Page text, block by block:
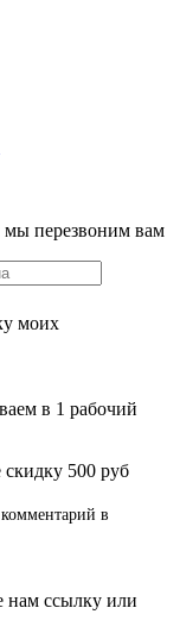
мы перезвоним вам
моих
в 1 рабочий
скидку 500 руб
в
нам ссылку или